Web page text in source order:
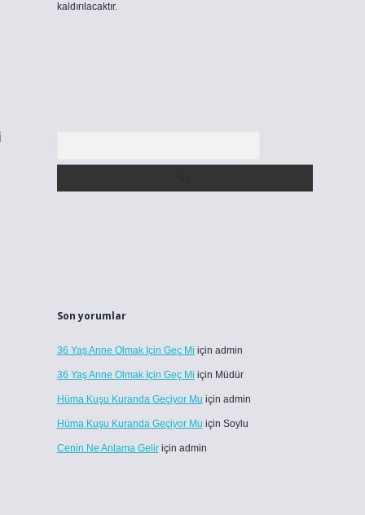
kaldırılacaktır.
Son yorumlar
36 Yaş Anne Olmak Için Geç Mi için admin
36 Yaş Anne Olmak Için Geç Mi için Müdür
Hüma Kuşu Kuranda Geçiyor Mu için admin
Hüma Kuşu Kuranda Geçiyor Mu için Soylu
Cenin Ne Anlama Geliriçin admin